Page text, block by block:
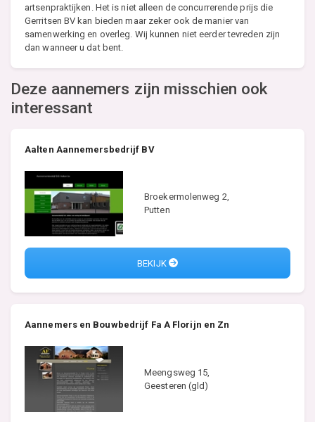
artsenpraktijken. Het is niet alleen de concurrerende prijs die
Gerritsen BV kan bieden maar zeker ook de manier van
samenwerking en overleg. Wij kunnen niet eerder tevreden zijn
dan wanneer u dat bent.
Deze aannemers zijn misschien ook
interessant
Aalten Aannemersbedrijf BV
Broekermolenweg 2,
Putten
BEKIJK
Aannemers en Bouwbedrijf Fa A Florijn en Zn
Meengsweg 15,
Geesteren (gld)